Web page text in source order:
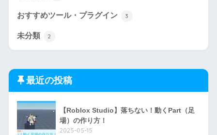
おすすめツール・プラグイン 3
未分類 2
最近の投稿
【Roblox Studio】落ちない！動くPart（足
場）の作り方！
2025-05-15